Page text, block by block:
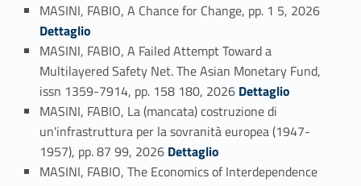
MASINI, FABIO, A Chance for Change, pp. 1 5, 2026
Dettaglio
MASINI, FABIO, A Failed Attempt Toward a
Multilayered Safety Net. The Asian Monetary Fund,
issn 1359-7914, pp. 158 180, 2026 Link identifier #identifier_person_60008-117
Dettaglio
MASINI, FABIO, La (mancata) costruzione di
un'infrastruttura per la sovranità europea (1947-
1957), pp. 87 99, 2026 Link identifier #identifier_person_13721-118
Dettaglio
MASINI, FABIO, The Economics of Interdependence